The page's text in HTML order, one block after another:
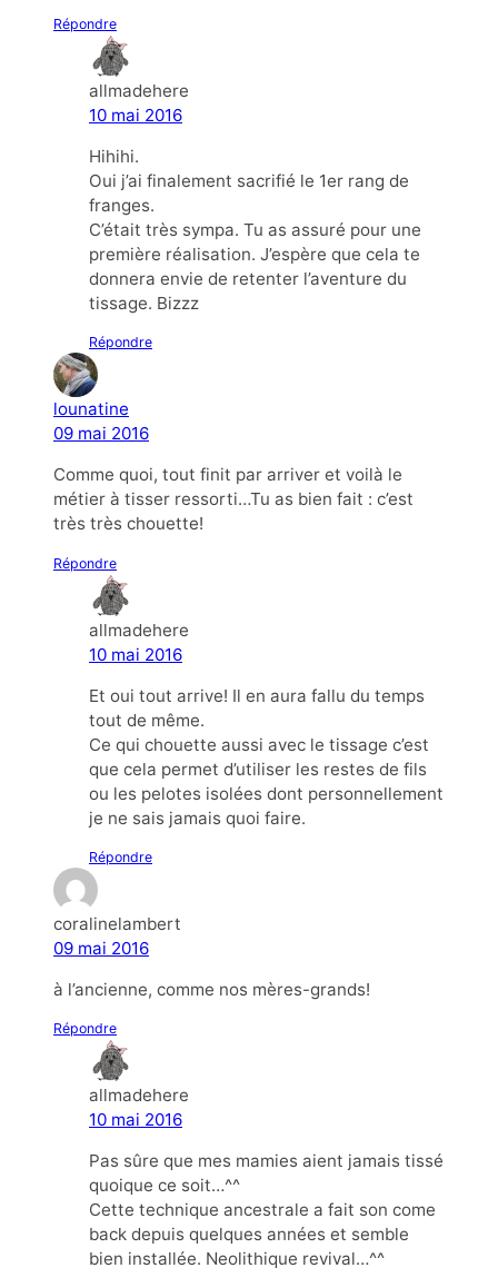
Répondre
allmadehere
10 mai 2016
Hihihi.
Oui j’ai finalement sacrifié le 1er rang de
franges.
C’était très sympa. Tu as assuré pour une
première réalisation. J’espère que cela te
donnera envie de retenter l’aventure du
tissage. Bizzz
Répondre
lounatine
09 mai 2016
Comme quoi, tout finit par arriver et voilà le
métier à tisser ressorti…Tu as bien fait : c’est
très très chouette!
Répondre
allmadehere
10 mai 2016
Et oui tout arrive! Il en aura fallu du temps
tout de même.
Ce qui chouette aussi avec le tissage c’est
que cela permet d’utiliser les restes de fils
ou les pelotes isolées dont personnellement
je ne sais jamais quoi faire.
Répondre
coralinelambert
09 mai 2016
à l’ancienne, comme nos mères-grands!
Répondre
allmadehere
10 mai 2016
Pas sûre que mes mamies aient jamais tissé
quoique ce soit…^^
Cette technique ancestrale a fait son come
back depuis quelques années et semble
bien installée. Neolithique revival…^^